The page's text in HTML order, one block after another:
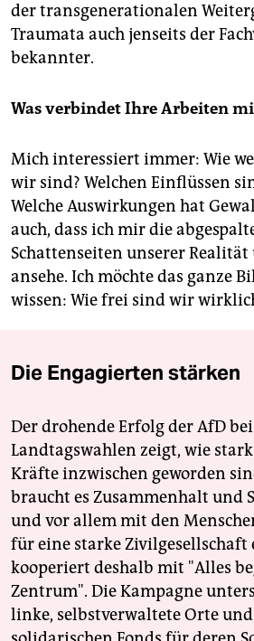
der transgenerationalen
Traumata auch jenseits der
bekannter.
Was verbindet Ihre Arbeiten
Mich interessiert immer: Wie
wir sind? Welchen Einflüssen
Welche Auswirkungen hat
auch, dass ich mir die
Schattenseiten unserer
ansehe. Ich möchte das ganze
wissen: Wie frei sind wir
Die Engagierten stärken
Der drohende Erfolg der AfD
Landtagswahlen zeigt, wie
Kräfte inzwischen geworden
braucht es Zusammenhalt und
und vor allem mit den
für eine starke Zivilgesellschaft
kooperiert deshalb mit "Alles
Zentrum". Die Kampagne
linke, selbstverwaltete Orte